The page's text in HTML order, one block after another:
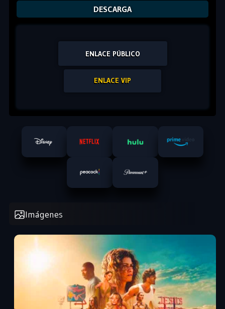
DESCARGA
ENLACE PÚBLICO
ENLACE VIP
Imágenes